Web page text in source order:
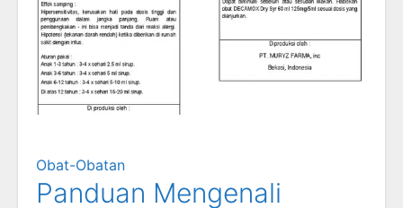
Obat-Obatan
Panduan Mengenali